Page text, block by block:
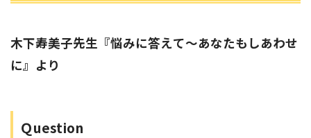
木下寿美子先生『悩みに答えて～あなたもしあわせ
に』より
Ｑuestion